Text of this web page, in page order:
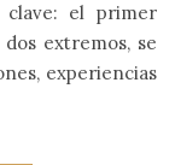
clave: el primer
extremos, se
experiencias